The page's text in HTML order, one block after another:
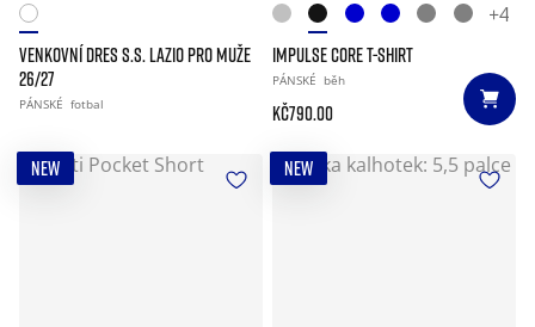
VENKOVNÍ DRES S.S. LAZIO PRO MUŽE
26/27
PÁNSKÉ fotbal
+4
IMPULSE CORE T-SHIRT
PÁNSKÉ běh
Kč790.00
NEW NEW